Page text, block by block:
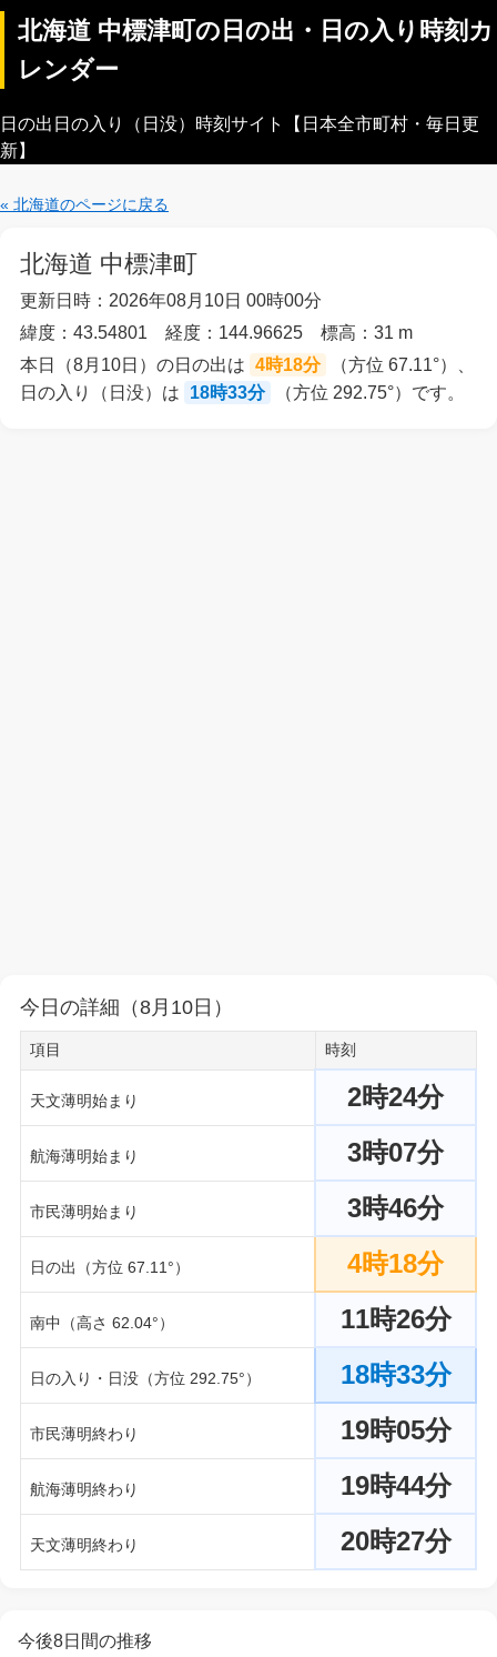
北海道 中標津町の日の出・日の入り時刻カ
レンダー
日の出日の入り（日没）時刻サイト【日本全市町村・毎日更
新】
« 北海道のページに戻る
北海道 中標津町
更新日時：2026年08月10日 00時00分
緯度：43.54801 経度：144.96625 標高：31 m
本日（8月10日）の日の出は 4時18分
（方位 67.11°）、
日の入り（日没）は
18時33分 （方位 292.75°）です。
今日の詳細（8月10日）
項目 時刻
天文薄明始まり 2時24分
航海薄明始まり 3時07分
市民薄明始まり 3時46分
日の出（方位 67.11°） 4時18分
南中（高さ 62.04°） 11時26分
日の入り・日没（方位 292.75°） 18時33分
市民薄明終わり 19時05分
航海薄明終わり 19時44分
天文薄明終わり 20時27分
今後8日間の推移